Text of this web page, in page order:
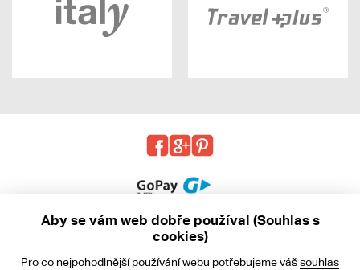
Aby se vám web dobře používal (Souhlas s
cookies)
Pro co nejpohodlnější používání webu potřebujeme vášsouhlas